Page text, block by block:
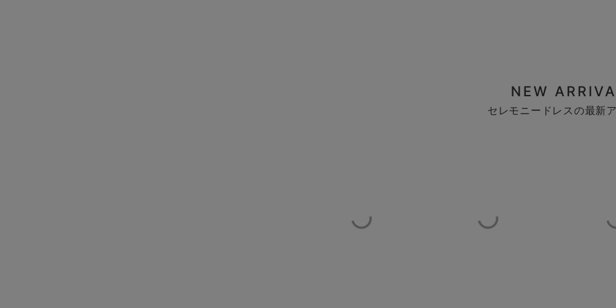
NEW
セレモニードレスの最新